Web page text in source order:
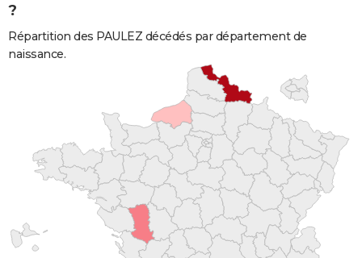
?
Répartition des PAULEZ décédés par département de
naissance.